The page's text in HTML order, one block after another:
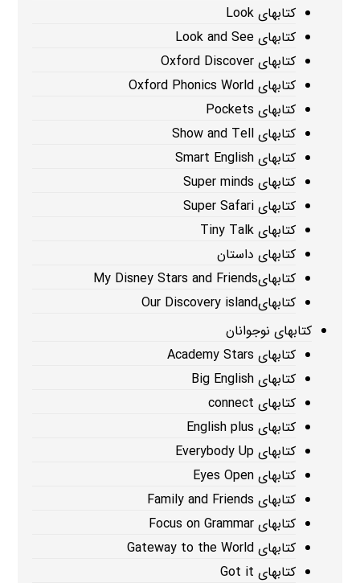
کتابهای Look
کتابهای Look and See
کتابهای Oxford Discover
کتابهای Oxford Phonics World
کتابهای Pockets
کتابهای Show and Tell
کتابهای Smart English
کتابهای Super minds
کتابهای Super Safari
کتابهای Tiny Talk
کتابهای داستان
کتابهایMy Disney Stars and Friends
کتابهایOur Discovery island
کتابهای نوجوانان
کتابهای Academy Stars
کتابهای Big English
کتابهای connect
کتابهای English plus
کتابهای Everybody Up
کتابهای Eyes Open
کتابهای Family and Friends
کتابهای Focus on Grammar
کتابهای Gateway to the World
کتابهای Got it